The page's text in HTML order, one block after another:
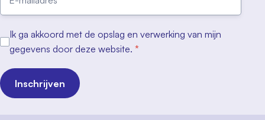
Ik ga akkoord met de opslag en verwerking van mijn
gegevens door deze website. *
Inschrijven